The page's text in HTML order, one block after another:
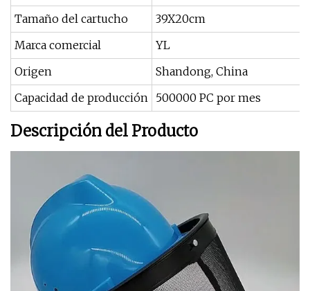
Tamaño del cartucho
39X20cm
Marca comercial
YL
Origen
Shandong, China
Capacidad de producción 500000 PC por mes
Descripción del Producto